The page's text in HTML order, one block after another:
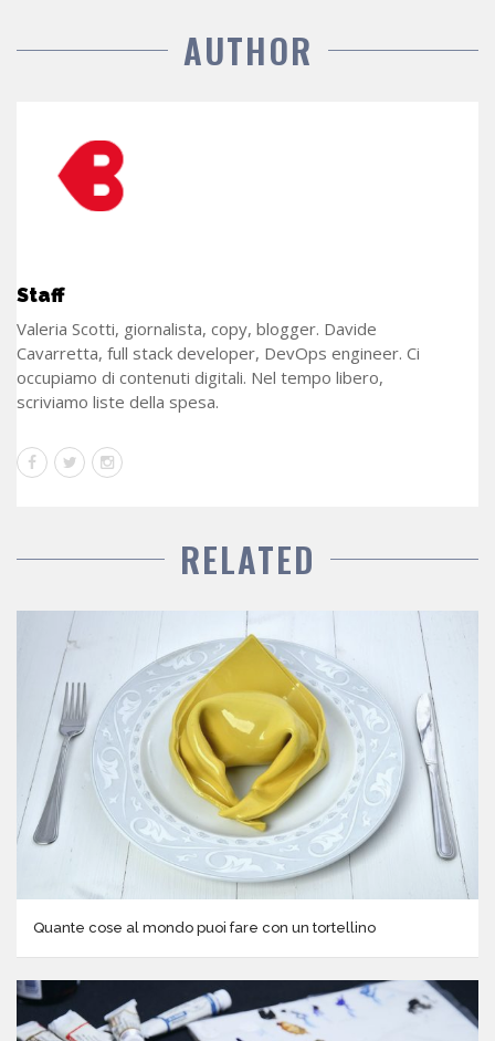
AUTHOR
Staff
Valeria Scotti, giornalista, copy, blogger. Davide
Cavarretta, full stack developer, DevOps engineer. Ci
occupiamo di contenuti digitali. Nel tempo libero,
scriviamo liste della spesa.
RELATED
Quante cose al mondo puoi fare con un tortellino